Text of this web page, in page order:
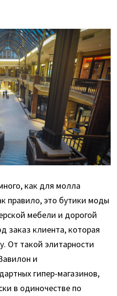
как для молла
правило, это бутики моды
мебели и дорогой
заказ клиента, которая
От такой элитарности
и
гипер-магазинов,
в одиночестве по